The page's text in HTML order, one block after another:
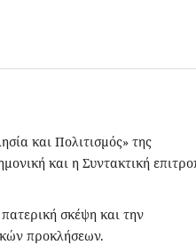
και Πολιτισμός» της
και η Συντακτική
σκέψη και την
προκλήσεων.